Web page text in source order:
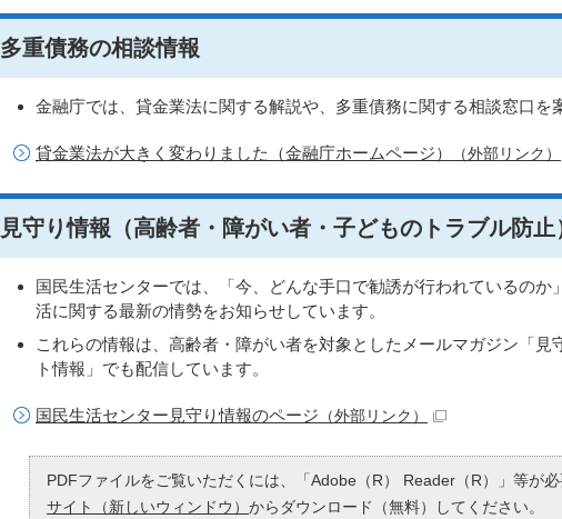
多重債務の相談情報
金融庁では、貸金業法に関する解説や、多重債務に関する相談窓口を
貸金業法が大きく変わりました（金融庁ホームページ） （外部リンク）
見守り情報（高齢者・障がい者・子どものトラブル防止
国民生活センターでは、「今、どんな手口で勧誘が行われているの
活に関する最新の情勢をお知らせしています。
これらの情報は、高齢者・障がい者を対象としたメールマガジン「
ト情報」でも配信しています。
国民生活センター見守り情報のページ （外部リンク）
PDFファイルをご覧いただくには、「Adobe（R） Reader（R）」等が
サイト（新しいウィンドウ） からダウンロード（無料）してください。